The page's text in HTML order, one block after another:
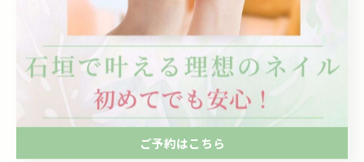
んだ」という方も多く、手元・足元ともにバイオレット系カ
ラーで統一することで、より一層リゾート気分を満喫できた
との体験談もあります。特にリゾートウェディングや女子旅
など、特別なシーンでの利用が目立っています。
季節に合ったネイルデザインの楽しみ方
バイオレットネイルは、季節ごとにアレンジを加えることで
ご予約はこちら